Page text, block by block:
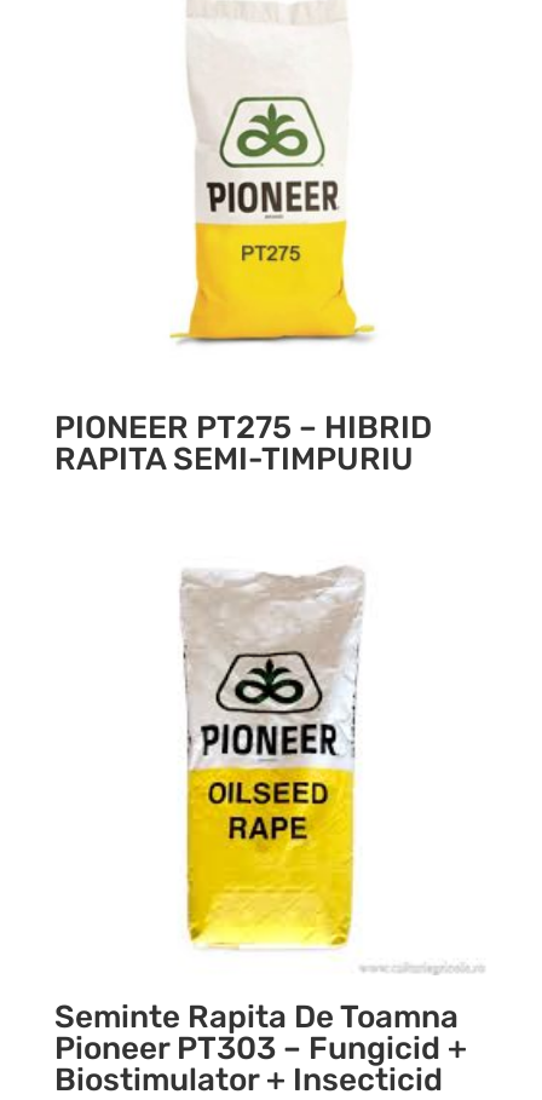
PIONEER PT275 – HIBRID
RAPITA SEMI-TIMPURIU
Seminte Rapita De Toamna
Pioneer PT303 – Fungicid +
Biostimulator + Insecticid